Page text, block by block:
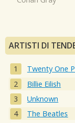
ARTISTI DI
Twenty One
Billie Eilish
Unknown
The Beatles